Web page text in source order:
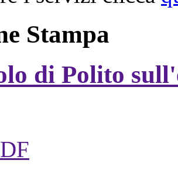
Stampa
di Polito